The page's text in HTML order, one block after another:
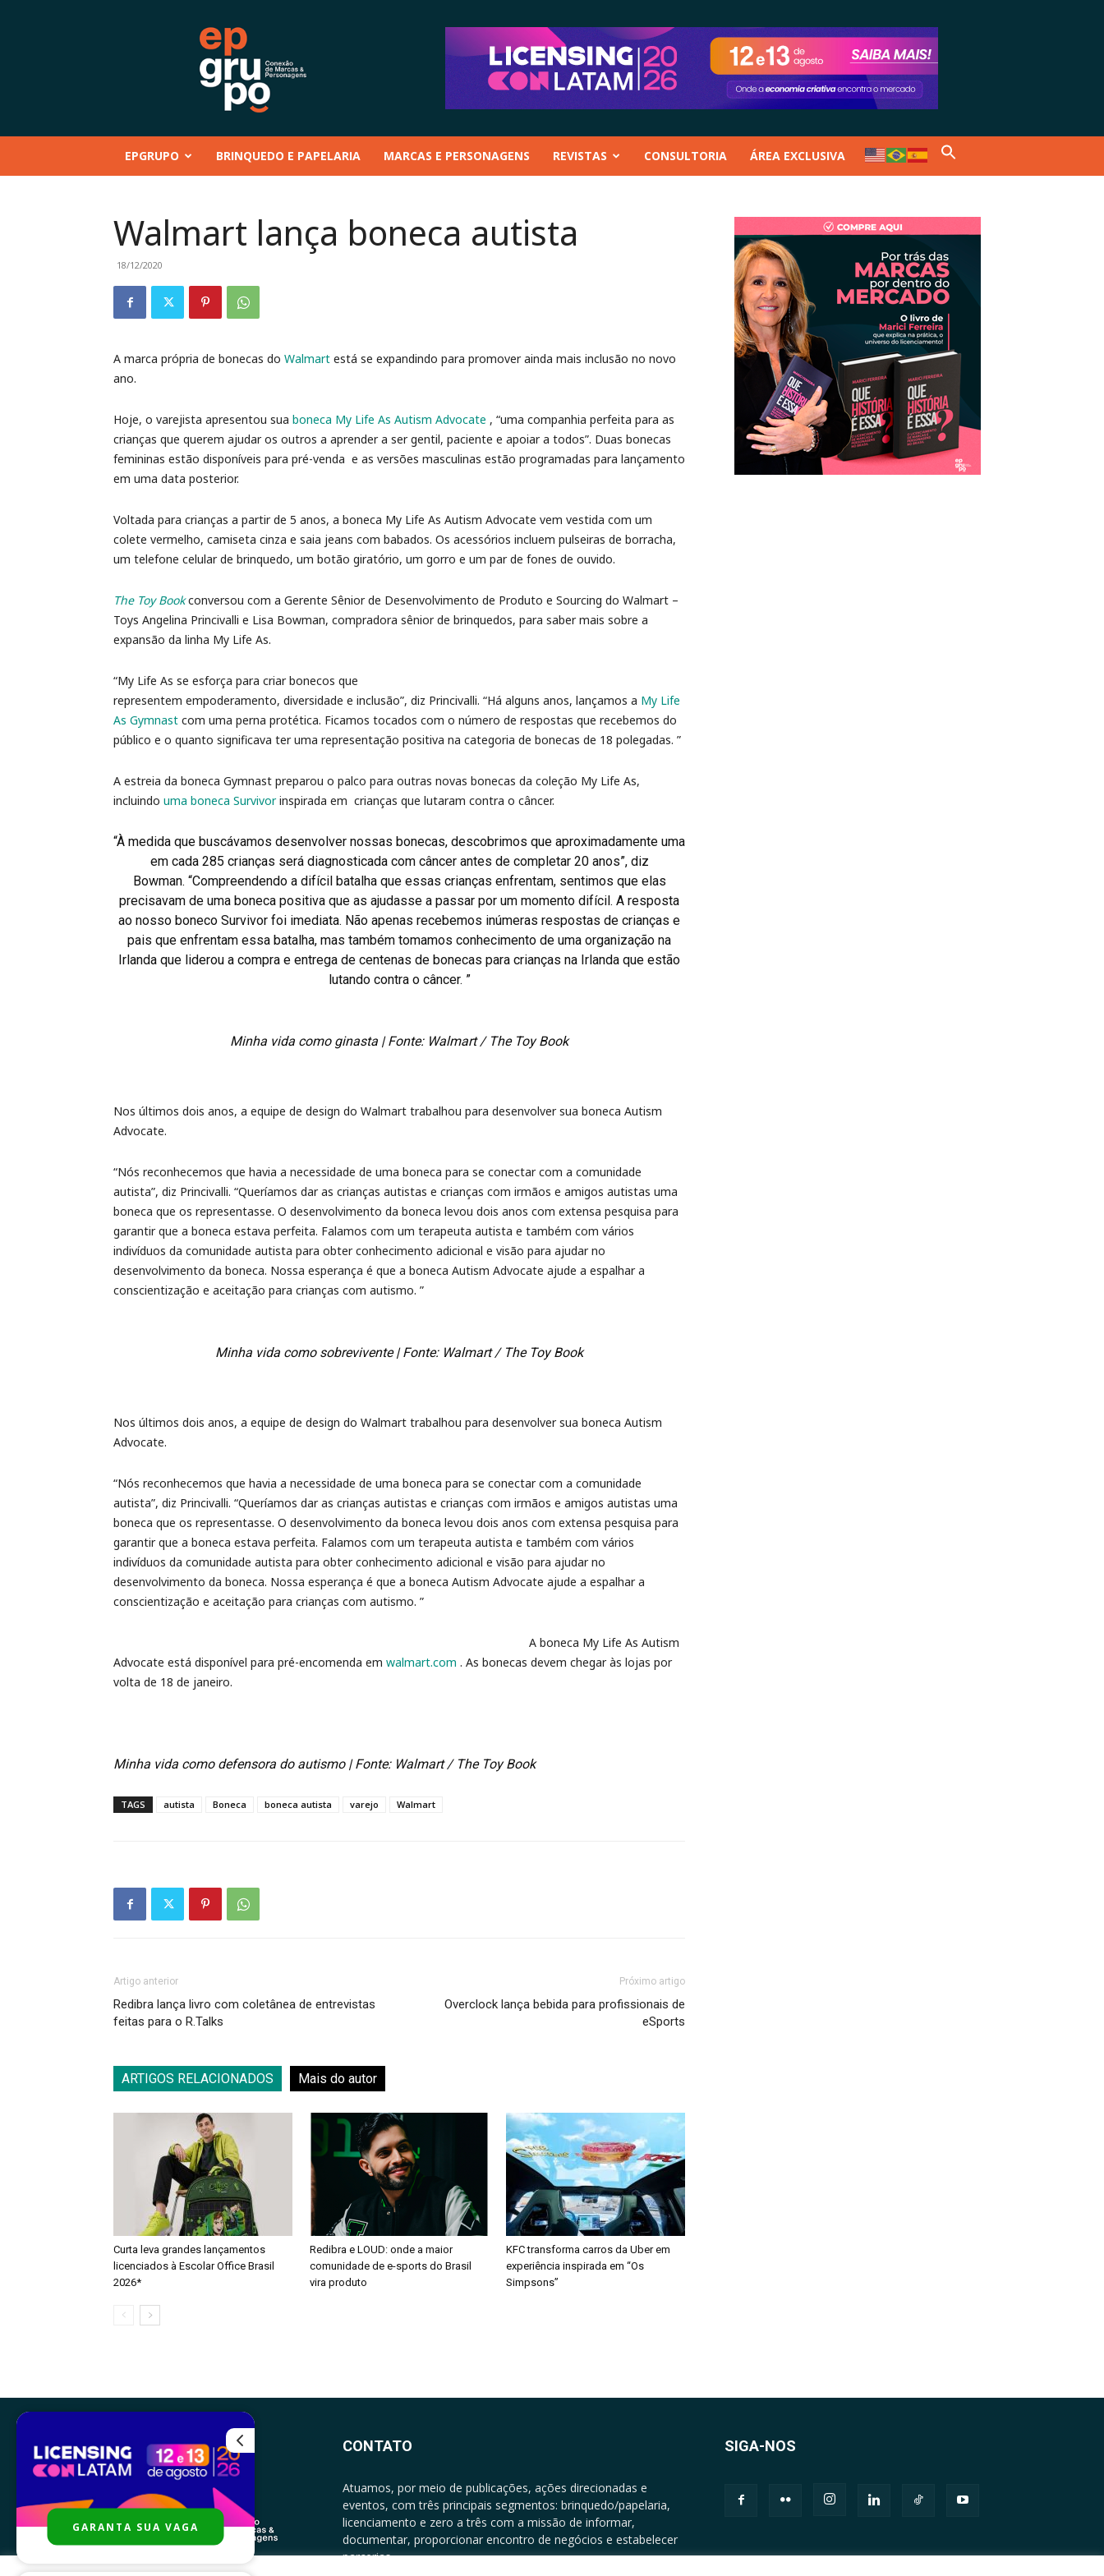
Conteúdo
Eventos
–
Personagens
–
Brinquedo
Papelaria
EPGRUPO BRINQUEDO E PAPELARIA MARCAS E PERSONAGENS REVISTAS CONSULTORIA ÁREA EXCLUSIVA
Walmart lança boneca autista
18/12/2020
A marca própria de bonecas do Walmart está se expandindo para promover ainda mais inclusão no novo
ano.
Hoje, o varejista apresentou sua boneca My Life As Autism Advocate , “uma companhia perfeita para as
crianças que querem ajudar os outros a aprender a ser gentil, paciente e apoiar a todos”. Duas bonecas
femininas estão disponíveis para pré-venda e as versões masculinas estão programadas para lançamento
em uma data posterior.
Voltada para crianças a partir de 5 anos, a boneca My Life As Autism Advocate vem vestida com um
colete vermelho, camiseta cinza e saia jeans com babados. Os acessórios incluem pulseiras de borracha,
um telefone celular de brinquedo, um botão giratório, um gorro e um par de fones de ouvido.
The Toy Book conversou com a Gerente Sênior de Desenvolvimento de Produto e Sourcing do Walmart –
Toys Angelina Princivalli e Lisa Bowman, compradora sênior de brinquedos, para saber mais sobre a
expansão da linha My Life As.
“My Life As se esforça para criar bonecos que
representem empoderamento, diversidade e inclusão”, diz Princivalli. “Há alguns anos, lançamos a My Life
As Gymnast com uma perna protética. Ficamos tocados com o número de respostas que recebemos do
público e o quanto significava ter uma representação positiva na categoria de bonecas de 18 polegadas. ”
A estreia da boneca Gymnast preparou o palco para outras novas bonecas da coleção My Life As,
incluindo uma boneca Survivorinspirada em crianças que lutaram contra o câncer.
“À medida que buscávamos desenvolver nossas bonecas, descobrimos que aproximadamente uma
em cada 285 crianças será diagnosticada com câncer antes de completar 20 anos”, diz
Bowman. “Compreendendo a difícil batalha que essas crianças enfrentam, sentimos que elas
precisavam de uma boneca positiva que as ajudasse a passar por um momento difícil. A resposta
ao nosso boneco Survivor foi imediata. Não apenas recebemos inúmeras respostas de crianças e
pais que enfrentam essa batalha, mas também tomamos conhecimento de uma organização na
Irlanda que liderou a compra e entrega de centenas de bonecas para crianças na Irlanda que estão
lutando contra o câncer. ”
Minha vida como ginasta | Fonte: Walmart / The Toy Book
Nos últimos dois anos, a equipe de design do Walmart trabalhou para desenvolver sua boneca Autism
Advocate.
“Nós reconhecemos que havia a necessidade de uma boneca para se conectar com a comunidade
autista”, diz Princivalli. “Queríamos dar as crianças autistas e crianças com irmãos e amigos autistas uma
boneca que os representasse. O desenvolvimento da boneca levou dois anos com extensa pesquisa para
garantir que a boneca estava perfeita. Falamos com um terapeuta autista e também com vários
indivíduos da comunidade autista para obter conhecimento adicional e visão para ajudar no
desenvolvimento da boneca. Nossa esperança é que a boneca Autism Advocate ajude a espalhar a
conscientização e aceitação para crianças com autismo. ”
Minha vida como sobrevivente | Fonte: Walmart / The Toy Book
Nos últimos dois anos, a equipe de design do Walmart trabalhou para desenvolver sua boneca Autism
Advocate.
“Nós reconhecemos que havia a necessidade de uma boneca para se conectar com a comunidade
autista”, diz Princivalli. “Queríamos dar as crianças autistas e crianças com irmãos e amigos autistas uma
boneca que os representasse. O desenvolvimento da boneca levou dois anos com extensa pesquisa para
garantir que a boneca estava perfeita. Falamos com um terapeuta autista e também com vários
indivíduos da comunidade autista para obter conhecimento adicional e visão para ajudar no
desenvolvimento da boneca. Nossa esperança é que a boneca Autism Advocate ajude a espalhar a
conscientização e aceitação para crianças com autismo. ”
A boneca My Life As Autism
Advocate está disponível para pré-encomenda em walmart.com . As bonecas devem chegar às lojas por
volta de 18 de janeiro.
Minha vida como defensora do autismo | Fonte: Walmart / The Toy Book
TAGS autista Boneca boneca autista varejo Walmart
Artigo anterior
Redibra lança livro com coletânea de entrevistas
feitas para o R.Talks
Próximo artigo
Overclock lança bebida para profissionais de
eSports
ARTIGOS RELACIONADOS Mais do autor
Curta leva grandes lançamentos
licenciados à Escolar Office Brasil
2026*
Redibra e LOUD: onde a maior
comunidade de e-sports do Brasil
vira produto
KFC transforma carros da Uber em
experiência inspirada em “Os
Simpsons”
CONTATO
Atuamos, por meio de publicações, ações direcionadas e
eventos, com três principais segmentos: brinquedo/papelaria,
licenciamento e zero a três com a missão de informar,
documentar, proporcionar encontro de negócios e estabelecer
parcerias.
SIGA-NOS
GARANTA SUA VAGA